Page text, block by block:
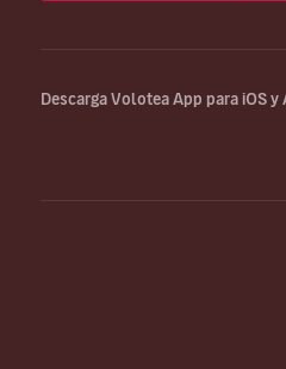
Descarga Volotea App para iOS y